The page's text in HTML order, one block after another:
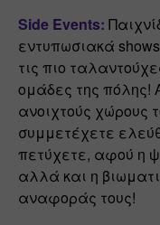
Side Events:
εντυπωσιακά
τις πιο
ομάδες της πόλης!
ανοιχτούς χώρους
συμμετέχετε
πετύχετε, αφού η
αλλά και η
αναφοράς τους!